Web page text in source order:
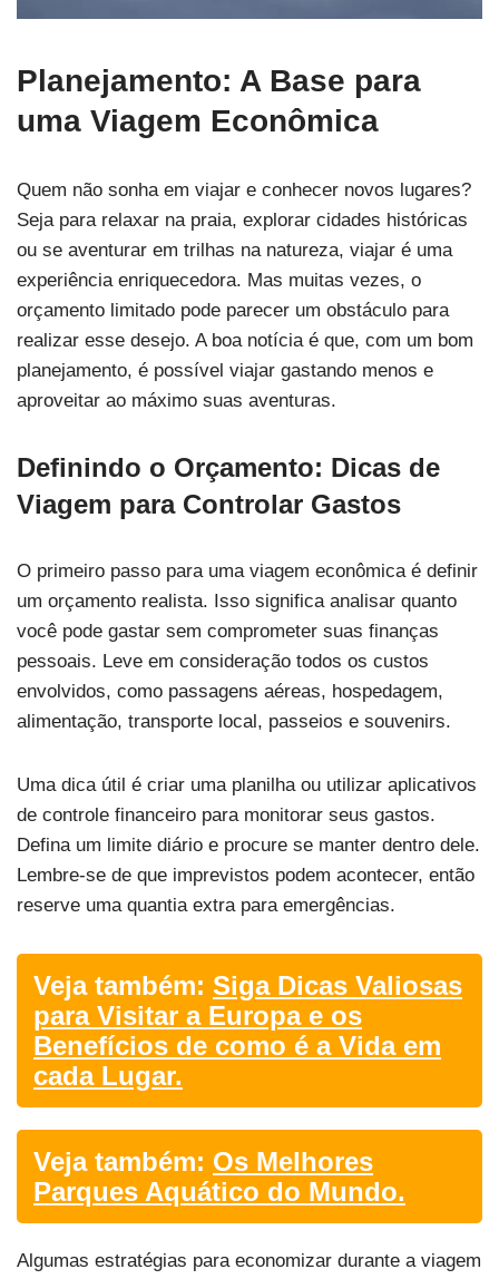
Planejamento: A Base para
uma Viagem Econômica
Quem não sonha em viajar e conhecer novos lugares?
Seja para relaxar na praia, explorar cidades históricas
ou se aventurar em trilhas na natureza, viajar é uma
experiência enriquecedora. Mas muitas vezes, o
orçamento limitado pode parecer um obstáculo para
realizar esse desejo. A boa notícia é que, com um bom
planejamento, é possível viajar gastando menos e
aproveitar ao máximo suas aventuras.
Definindo o Orçamento: Dicas de
Viagem para Controlar Gastos
O primeiro passo para uma viagem econômica é definir
um orçamento realista. Isso significa analisar quanto
você pode gastar sem comprometer suas finanças
pessoais. Leve em consideração todos os custos
envolvidos, como passagens aéreas, hospedagem,
alimentação, transporte local, passeios e souvenirs.
Uma dica útil é criar uma planilha ou utilizar aplicativos
de controle financeiro para monitorar seus gastos.
Defina um limite diário e procure se manter dentro dele.
Lembre-se de que imprevistos podem acontecer, então
reserve uma quantia extra para emergências.
Veja também: Siga Dicas Valiosas
para Visitar a Europa e os
Benefícios de como é a Vida em
cada Lugar.
Veja também: Os Melhores
Parques Aquático do Mundo.
Algumas estratégias para economizar durante a viagem